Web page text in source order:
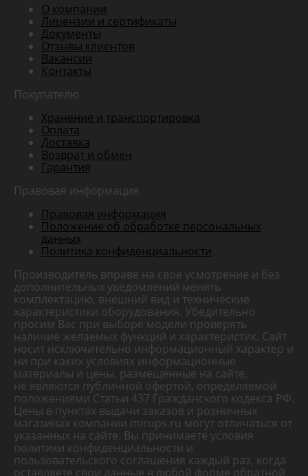
О компании
Лицензии и сертификаты
Документы
Отзывы клиентов
Вакансии
Контакты
Покупателю
Хранение и транспортировка
Оплата
Доставка
Возврат и обмен
Гарантия
Правовая информация
Правовая информация
Положение об обработке персональных
данных
Политика конфиденциальности
Производитель вправе на свое усмотрение и без
дополнительных уведомлений менять
комплектацию, внешний вид и технические
характеристики оборудования. Убедительно
просим Вас при выборе модели проверять
наличие желаемых функций и характеристик. Сайт
носит исключительно информационный характер и
ни при каких условиях информационные
материалы и цены, размещенные на сайте,
не являются публичной офертой, определяемой
положениями Статьи 437 Гражданского кодекса РФ.
Цены в пунктах выдачи заказов и розничных
магазинах компании mirups.ru могут отличаться от
указанных на сайте. Вы принимаете условия
политики конфиденциальности и
пользовательского соглашения каждый раз, когда
оставляете свои данные в любой форме обратной